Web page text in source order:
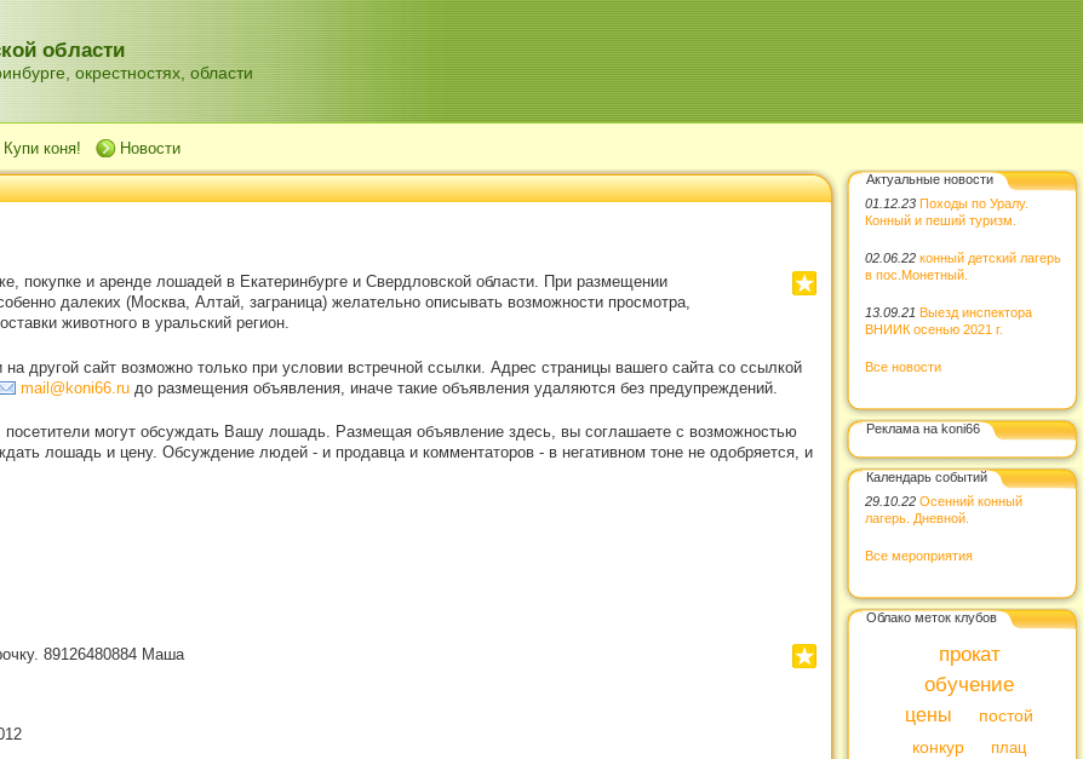
области
окрестностях, области
Купи коня! Новости
покупке и аренде лошадей в Екатеринбурге и Свердловской области. При размещении
далеких (Москва, Алтай, заграница) желательно описывать возможности просмотра,
животного в уральский регион.
другой сайт возможно только при условии встречной ссылки. Адрес страницы вашего сайта со ссылкой
mail@koni66.ru до размещения объявления, иначе такие объявления удаляются без предупреждений.
посетители могут обсуждать Вашу лошадь. Размещая объявление здесь, вы соглашаете с возможностью
лошадь и цену. Обсуждение людей - и продавца и комментаторов - в негативном тоне не одобряется, и
89126480884 Маша
Актуальные новости
01.12.23 Походы по Уралу.
Конный и пеший туризм.
02.06.22 конный детский лагерь
в пос.Монетный.
13.09.21 Выезд инспектора
ВНИИК осенью 2021 г.
Все новости
Реклама на koni66
Календарь событий
29.10.22 Осенний конный
лагерь. Дневной.
Все мероприятия
Облако меток клубов
прокат
обучение
цены
постой
конкур
плац